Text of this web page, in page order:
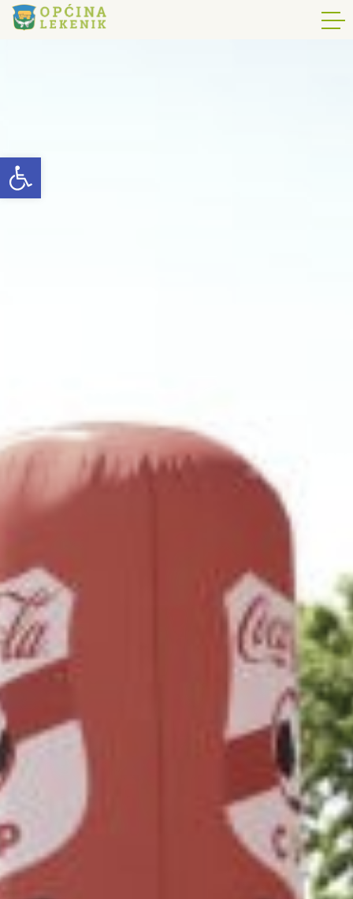
Open toolbar